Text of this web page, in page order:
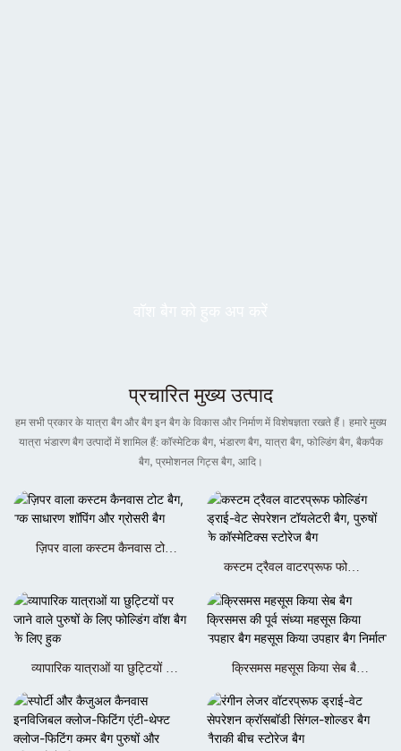
प्रचारित मुख्य उत्पाद
हम सभी प्रकार के यात्रा बैग और बैग इन बैग के विकास और निर्माण में विशेषज्ञता रखते हैं। हमारे मुख्य
यात्रा भंडारण बैग उत्पादों में शामिल हैं: कॉस्मेटिक बैग, भंडारण बैग, यात्रा बैग, फोल्डिंग बैग, बैकपैक
बैग, प्रमोशनल गिट्स बैग, आदि।
ज़िपर वाला कस्टम कैनवास टोट
कस्टम ट्रैवल वाटरप्रूफ फोल्डिंग
पुरुषों के कॉस्मेटिक्स स्टोरेज बैग
व्यापारिक यात्राओं या छुट्टियों पर
वॉश बैग के लिए हुक
क्रिसमस महसूस किया सेब बैग
उपहार बैग महसूस किया उपहार बैग
निर्माता